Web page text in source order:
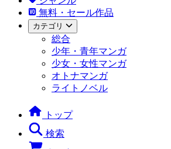
無料・セール作品
カテゴリ
総合
少年・青年マンガ
少女・女性マンガ
オトナマンガ
ライトノベル
トップ
検索